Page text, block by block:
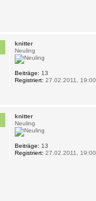
knitter
Neuling
Beiträge: 13
Registriert: 27.02.2011, 19:00
knitter
Neuling
Beiträge: 13
Registriert: 27.02.2011, 19:00